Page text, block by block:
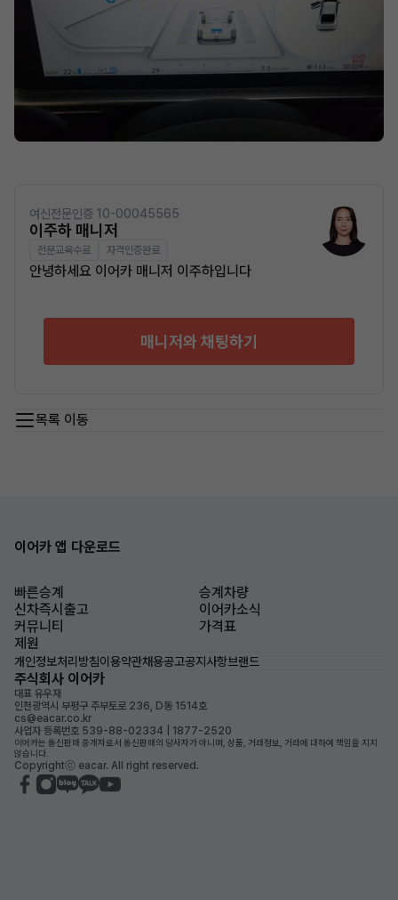
여신전문인증 10-00045565
이주하 매니저
전문교육수료 자격인증완료
안녕하세요 이어카 매니저 이주하입니다
매니저와 채팅하기
목록 이동
이어카 앱 다운로드
빠른승계
승계차량
신차즉시출고
이어카소식
커뮤니티
가격표
제원
개인정보처리방침이용약관채용공고공지사항브랜드
주식회사 이어카
대표 유우재
인천광역시 부평구 주부토로 236, D동 1514호
cs@eacar.co.kr
사업자 등록번호 539-88-02334 | 1877-2520
이어카는 통신판매 중개자로서 통신판매의 당사자가 아니며, 상품, 거래정보, 거래에 대하여 책임을 지지
않습니다.
Copyrightⓒ eacar. All right reserved.